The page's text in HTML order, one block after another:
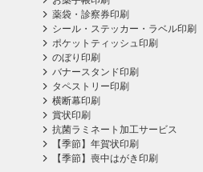
薬袋・診察券印刷
シール・ステッカー・ラベル印刷
ポケットティッシュ印刷
のぼり印刷
バナースタンド印刷
タペストリー印刷
横断幕印刷
賞状印刷
抗菌ラミネート加工サービス
【季節】年賀状印刷
【季節】喪中はがき印刷